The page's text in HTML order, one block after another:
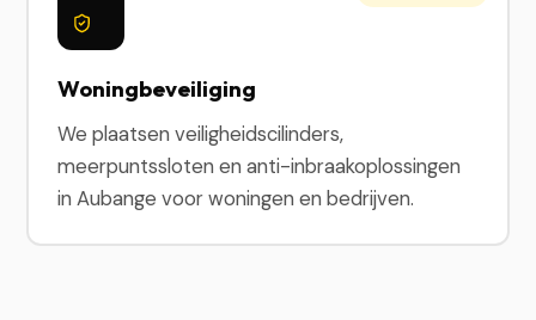
Woningbeveiliging
We plaatsen veiligheidscilinders,
meerpuntssloten en anti-inbraakoplossingen
in Aubange voor woningen en bedrijven.